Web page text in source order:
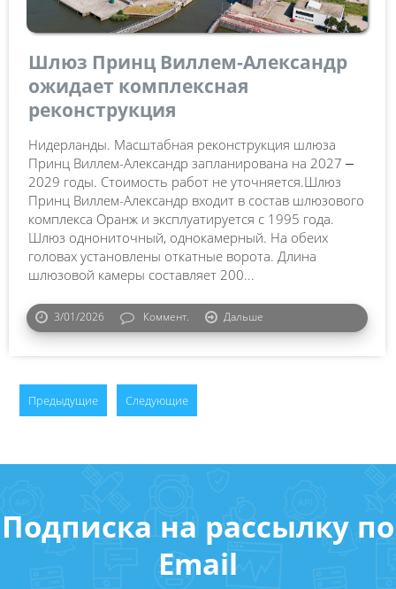
Шлюз Принц Виллем-Александр
ожидает комплексная
реконструкция
Нидерланды. Масштабная реконструкция шлюза
Принц Виллем-Александр запланирована на 2027 ⎼
2029 годы. Стоимость работ не уточняется.Шлюз
Принц Виллем-Александр входит в состав шлюзового
комплекса Оранж и эксплуатируется с 1995 года.
Шлюз однониточный, однокамерный. На обеих
головах установлены откатные ворота. Длина
шлюзовой камеры составляет 200...
3/01/2026 Коммент. Дальше
Предыдущие Следующие
Подписка на рассылку по
Email